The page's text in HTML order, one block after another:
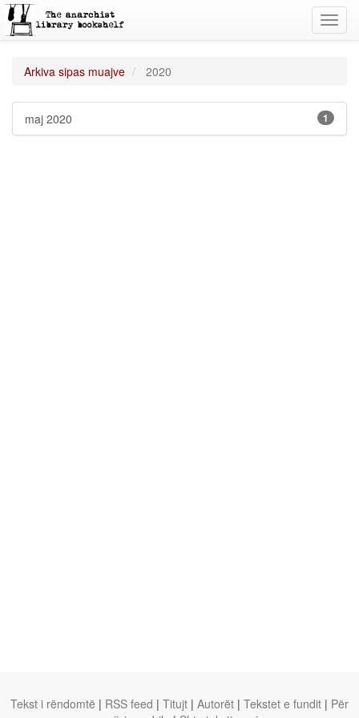
Arkiva sipas muajve 2020
maj 2020 1
Tekst i rëndomtë | RSS feed | Titujt | Autorët | Tekstet e fundit | Për